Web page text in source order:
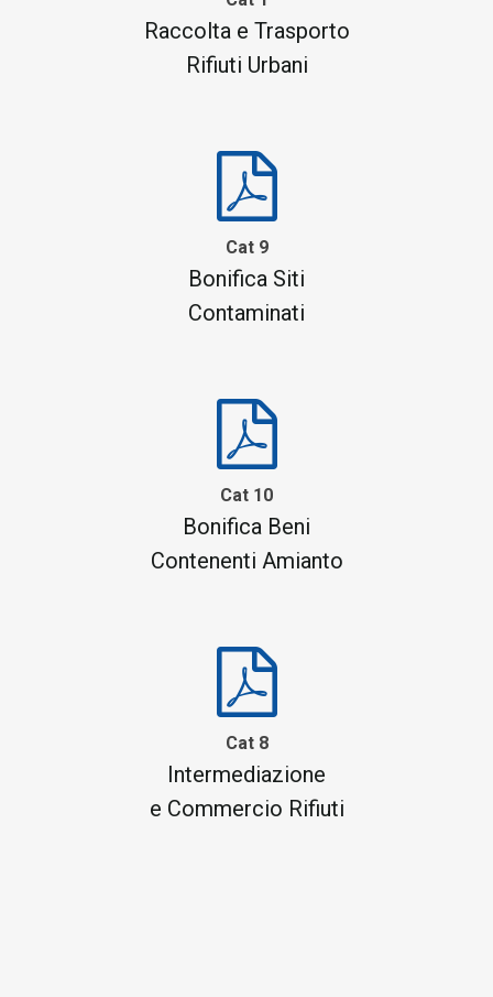
Raccolta e Trasporto
Rifiuti Urbani
Cat 9
Bonifica Siti
Contaminati
Cat 10
Bonifica Beni
Contenenti Amianto
Cat 8
Intermediazione
e Commercio Rifiuti